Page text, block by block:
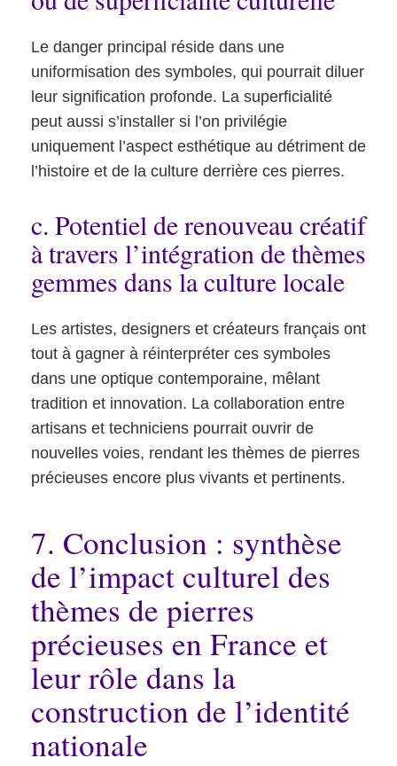
Le danger principal réside dans une
uniformisation des symboles, qui pourrait diluer
leur signification profonde. La superficialité
peut aussi s’installer si l’on privilégie
uniquement l’aspect esthétique au détriment de
l’histoire et de la culture derrière ces pierres.
c. Potentiel de renouveau créatif
à travers l’intégration de thèmes
gemmes dans la culture locale
Les artistes, designers et créateurs français ont
tout à gagner à réinterpréter ces symboles
dans une optique contemporaine, mêlant
tradition et innovation. La collaboration entre
artisans et techniciens pourrait ouvrir de
nouvelles voies, rendant les thèmes de pierres
précieuses encore plus vivants et pertinents.
7. Conclusion : synthèse
de l’impact culturel des
thèmes de pierres
précieuses en France et
leur rôle dans la
construction de l’identité
nationale